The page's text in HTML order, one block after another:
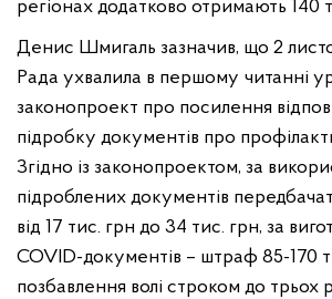
регіонах додатково отримають 140
Денис Шмигаль зазначив, що 2
Рада ухвалила в першому читанні
законопроект про посилення
підробку документів про
Згідно із законопроектом, за
підроблених документів
від 17 тис. грн до 34 тис. грн, за
COVID-документів – штраф 85-170
позбавлення волі строком до трьох